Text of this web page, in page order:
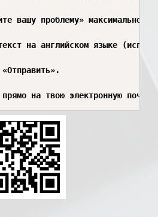
вашу проблему» максимально
на английском языке
на твою электронную